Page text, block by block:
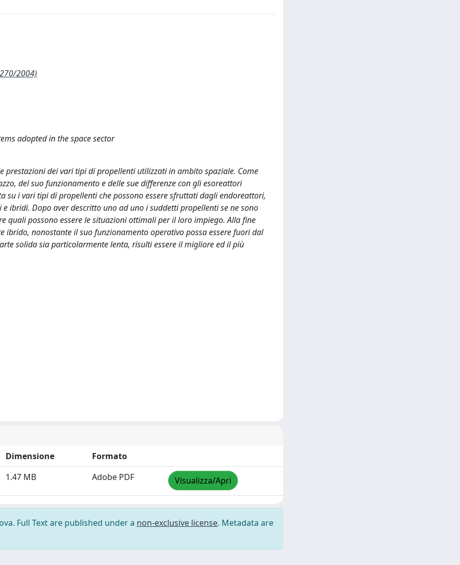
270/2004)
adopted in the space sector
dei vari tipi di propellenti utilizzati in ambito spaziale. Come
del suo funzionamento e delle sue differenze con gli esoreattori
su i vari tipi di propellenti che possono essere sfruttati dagli endoreattori,
ibridi. Dopo aver descritto uno ad uno i suddetti propellenti se ne sono
quali possono essere le situazioni ottimali per il loro impiego. Alla fine
ibrido, nonostante il suo funzionamento operativo possa essere fuori dal
solida sia particolarmente lenta, risulti essere il migliore ed il più
Dimensione
Formato
1.47 MB Adobe PDF Visualizza/Apri
Full Text are published under a non-exclusive license. Metadata are